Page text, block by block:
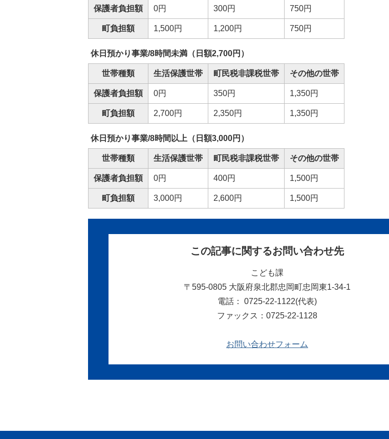
保護者負担額 0円 300円 750円
町負担額 1,500円 1,200円 750円
休日預かり事業/8時間未満（日額2,700円）
世帯種類 生活保護世帯 町民税非課税世帯 その他の世帯
保護者負担額 0円 350円 1,350円
町負担額 2,700円 2,350円 1,350円
休日預かり事業/8時間以上（日額3,000円）
世帯種類 生活保護世帯 町民税非課税世帯 その他の世帯
保護者負担額 0円 400円 1,500円
町負担額 3,000円 2,600円 1,500円
この記事に関するお問い合わせ先
こども課
〒595-0805 大阪府泉北郡忠岡町忠岡東1-34-1
電話： 0725-22-1122(代表)
ファックス：0725-22-1128
お問い合わせフォーム